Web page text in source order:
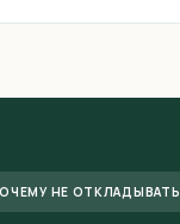
НЕ ОТКЛАДЫВАТЬ